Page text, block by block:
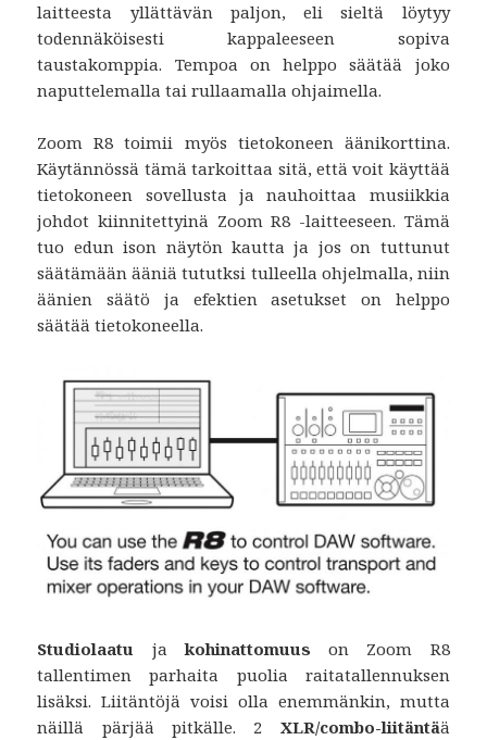
laitteesta yllättävän paljon, eli sieltä löytyy
todennäköisesti kappaleeseen sopiva
taustakomppia. Tempoa on helppo säätää joko
naputtelemalla tai rullaamalla ohjaimella.
Zoom R8 toimii myös tietokoneen äänikorttina.
Käytännössä tämä tarkoittaa sitä, että voit käyttää
tietokoneen sovellusta ja nauhoittaa musiikkia
johdot kiinnitettyinä Zoom R8 -laitteeseen. Tämä
tuo edun ison näytön kautta ja jos on tuttunut
säätämään ääniä tututksi tulleella ohjelmalla, niin
äänien säätö ja efektien asetukset on helppo
säätää tietokoneella.
Studiolaatu jakohinattomuus on Zoom R8
tallentimen parhaita puolia raitatallennuksen
lisäksi. Liitäntöjä voisi olla enemmänkin, mutta
näillä pärjää pitkälle. 2 XLR/combo-liitäntää